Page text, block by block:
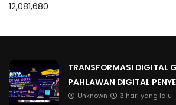
12,081,680
TRANSFORMASI DIGITAL
PAHLAWAN DIGITAL
Unknown 3 hari yang lalu